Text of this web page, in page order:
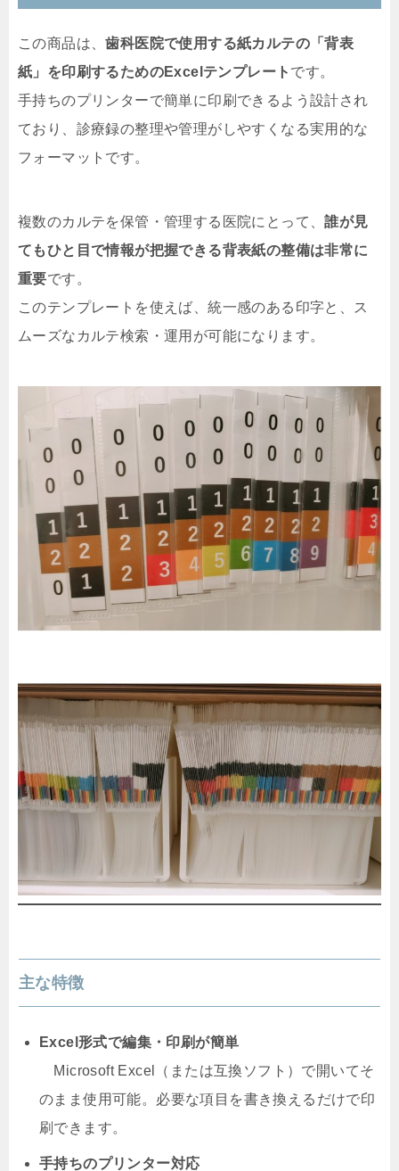
この商品は、歯科医院で使用する紙カルテの「背表
紙」を印刷するためのExcelテンプレート です。
手持ちのプリンターで簡単に印刷できるよう設計され
ており、診療録の整理や管理がしやすくなる実用的な
フォーマットです。
複数のカルテを保管・管理する医院にとって、誰が見
てもひと目で情報が把握できる背表紙の整備は非常に
重要です。
このテンプレートを使えば、統一感のある印字と、ス
ムーズなカルテ検索・運用が可能になります。
主な特徴
Excel形式で編集・印刷が簡単
Microsoft Excel（または互換ソフト）で開いてそ
のまま使用可能。必要な項目を書き換えるだけで印
刷できます。
手持ちのプリンター対応